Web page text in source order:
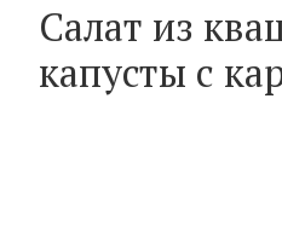
Салат из
капусты с